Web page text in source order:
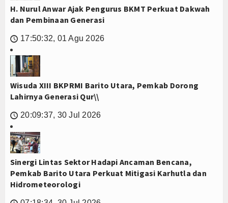
H. Nurul Anwar Ajak Pengurus BKMT Perkuat Dakwah
dan Pembinaan Generasi
🕔 17:50:32, 01 Agu 2026
Wisuda XIII BKPRMI Barito Utara, Pemkab Dorong
Lahirnya Generasi Qur\\
🕔 20:09:37, 30 Jul 2026
Sinergi Lintas Sektor Hadapi Ancaman Bencana,
Pemkab Barito Utara Perkuat Mitigasi Karhutla dan
Hidrometeorologi